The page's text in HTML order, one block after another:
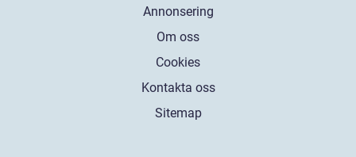
Annonsering
Om oss
Cookies
Kontakta oss
Sitemap